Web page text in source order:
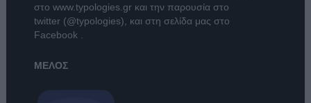
στο www.typologies.grκαι την παρουσία στο
twitter (@typologies), και στη σελίδα μας στο
Facebook .
ΜΕΛΟΣ